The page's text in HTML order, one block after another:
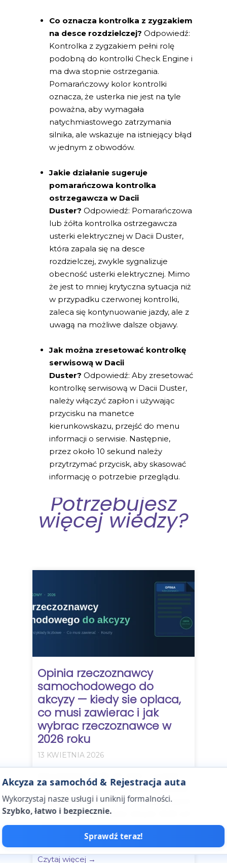
Akcyza za samochód & Rejestracja auta
Wykorzystaj nasze usługi i uniknij formalności.
Szybko, łatwo i bezpiecznie.
Sprawdź teraz!
Co oznacza kontrolka z zygzakiem
na desce rozdzielczej? Odpowiedź:
Kontrolka z zygzakiem pełni rolę
podobną do kontrolki Check Engine i
ma dwa stopnie ostrzegania.
Pomarańczowy kolor kontrolki
oznacza, że usterka nie jest na tyle
poważna, aby wymagała
natychmiastowego zatrzymania
silnika, ale wskazuje na istniejący błąd
w jednym z obwodów.
Jakie działanie sugeruje
pomarańczowa kontrolka
ostrzegawcza w Dacii
Duster? Odpowiedź: Pomarańczowa
lub żółta kontrolka ostrzegawcza
usterki elektrycznej w Dacii Duster,
która zapala się na desce
rozdzielczej, zwykle sygnalizuje
obecność usterki elektrycznej. Mimo
że jest to mniej krytyczna sytuacja niż
w przypadku czerwonej kontrolki,
zaleca się kontynuowanie jazdy, ale z
uwagą na możliwe dalsze objawy.
Jak można zresetować kontrolkę
serwisową w Dacii
Duster? Odpowiedź: Aby zresetować
kontrolkę serwisową w Dacii Duster,
należy włączyć zapłon i używając
przycisku na manetce
kierunkowskazu, przejść do menu
informacji o serwisie. Następnie,
przez około 10 sekund należy
przytrzymać przycisk, aby skasować
informację o potrzebie przeglądu.
Potrzebujesz
więcej wiedzy?
Opinia rzeczoznawcy
samochodowego do
akcyzy — kiedy sie oplaca,
co musi zawierac i jak
wybrac rzeczoznawce w
2026 roku
13 KWIETNIA 2026
auto po szkodzie totala, wartosc
katalogowa 120 000 zl. Bez opinii
rzeczoznawcy zaplacisz akcyze 18,6% od
wartosci katalogowej — ponad 22 000
Czytaj więcej →